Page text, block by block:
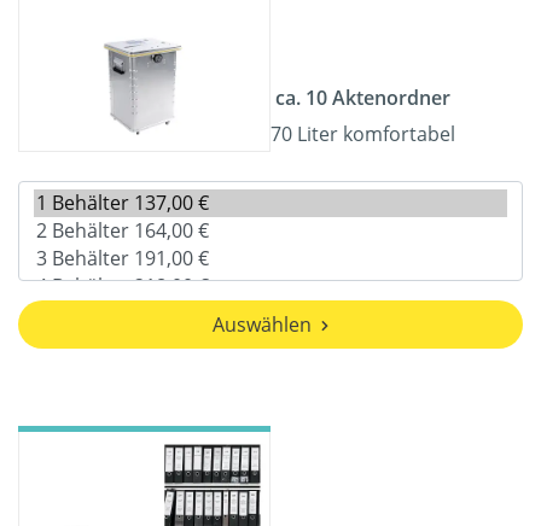
ca. 10 Aktenordner
70 Liter komfortabel
Auswählen